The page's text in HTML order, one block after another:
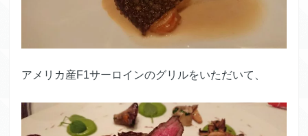
アメリカ産F1サーロインのグリルをいただいて、